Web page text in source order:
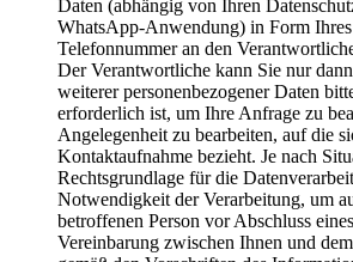
Daten (abhängig von Ihren
WhatsApp-Anwendung) in Form
Telefonnummer an den
Der Verantwortliche kann Sie nur
weiterer personenbezogener Daten
erforderlich ist, um Ihre Anfrage zu
Angelegenheit zu bearbeiten, auf die
Kontaktaufnahme bezieht. Je nach
Rechtsgrundlage für die
Notwendigkeit der Verarbeitung, um
betroffenen Person vor Abschluss
Vereinbarung zwischen Ihnen und